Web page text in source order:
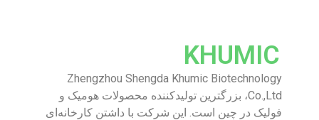
KHUMIC
Zhengzhou Shengda Khumic Biotechnology
Co.,Ltd، بزرگترین تولیدکننده محصولات هومیک و
فولیک در چین است. این شرکت با داشتن کارخانه‌ای